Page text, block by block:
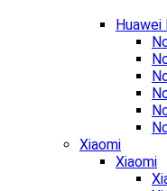
Huawei
Xiaomi
Xiaomi